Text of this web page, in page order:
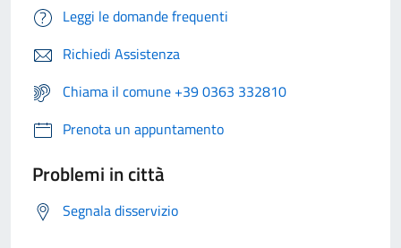
Leggi le domande frequenti
Richiedi Assistenza
Chiama il comune +39 0363 332810
Prenota un appuntamento
Problemi in città
Segnala disservizio